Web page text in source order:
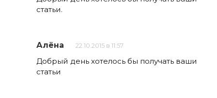
статьи.
Алёна 22.10.2015 в 11:57
Добрый день хотелось бы получать ваши
статьи